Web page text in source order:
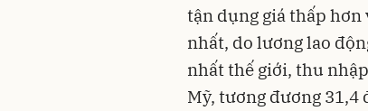
tận dụng giá thấp hơn
nhất, do lương lao
nhất thế giới, thu
Mỹ, tương đương